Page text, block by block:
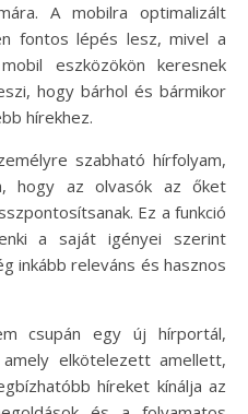
A mobilra optimalizált
fontos lépés lesz, mivel a
eszközökön keresnek
hogy bárhol és bármikor
hírekhez.
szabható hírfolyam,
hogy az olvasók az őket
Ez a funkció
a saját igényei szerint
inkább releváns és hasznos
csupán egy új hírportál,
elkötelezett amellett,
híreket kínálja az